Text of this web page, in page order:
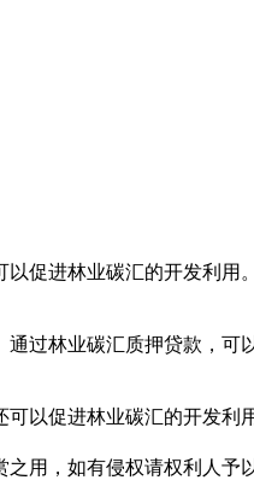
促进林业碳汇的开发利用
过林业碳汇质押贷款，可
以促进林业碳汇的开发利
用，如有侵权请权利人予